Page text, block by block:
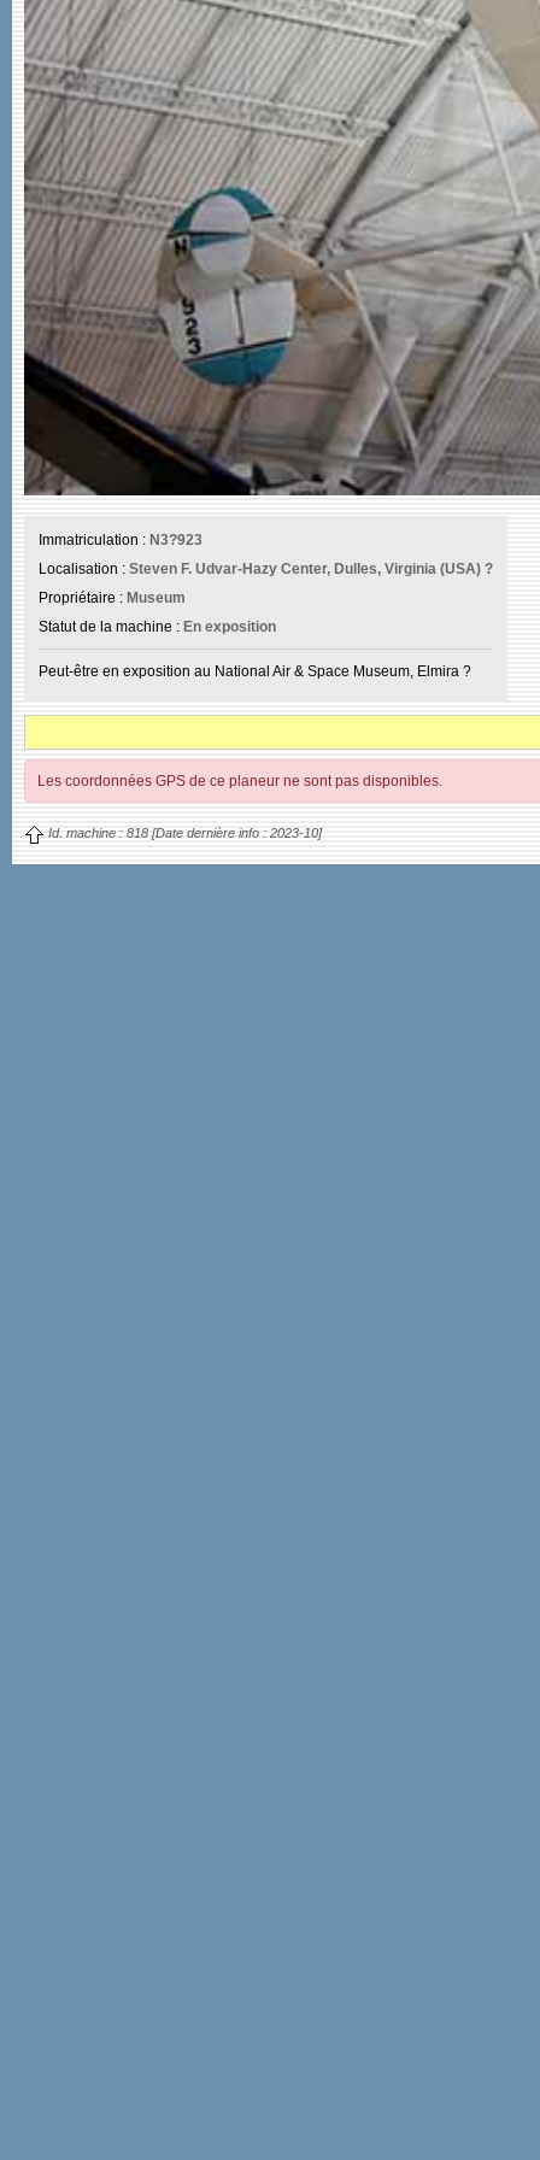
Immatriculation : N3?923
Localisation : Steven F. Udvar-Hazy Center, Dulles, Virginia (USA) ?
Propriétaire : Museum
Statut de la machine : En exposition
Peut-être en exposition au National Air & Space Museum, Elmira ?
Les coordonnées GPS de ce planeur ne sont pas disponibles.
Id. machine : 818 [Date dernière info : 2023-10]